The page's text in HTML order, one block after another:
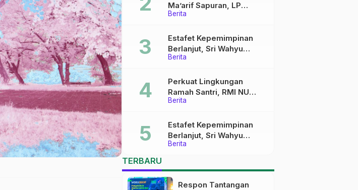
Berita
Ma’arif Sapuran, LP
Ma’arif NU Wonosobo
Kepemimpinan Nahdliyah
Berita
Estafet Kepemimpinan
Berlanjut, Sri Wahyu
Susilowati Resmi Pimpin
Berita
Perkuat Lingkungan
Ramah Santri, RMI NU
Gelar ‘Sambang
Berita
Estafet Kepemimpinan
Berlanjut, Sri Wahyu
Susilowati Resmi Pimpin
TERBARU
Respon Tantangan